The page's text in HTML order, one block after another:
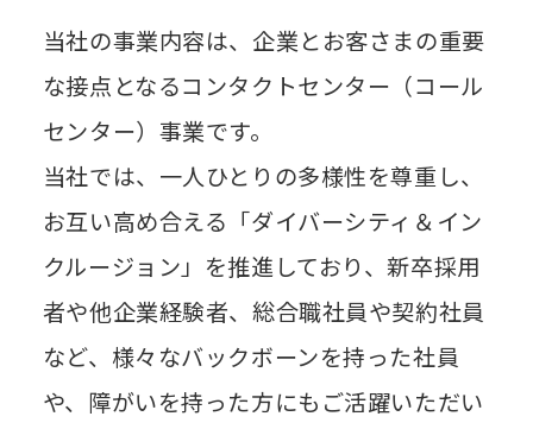
当社の事業内容は、企業とお客さまの重要
な接点となるコンタクトセンター（コール
センター）事業です。
当社では、一人ひとりの多様性を尊重し、
お互い高め合える「ダイバーシティ＆イン
クルージョン」を推進しており、新卒採用
者や他企業経験者、総合職社員や契約社員
など、様々なバックボーンを持った社員
や、障がいを持った方にもご活躍いただい